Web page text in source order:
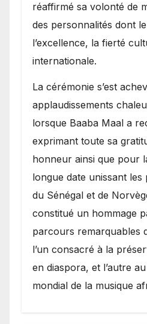
réaffirmé sa volonté de
des personnalités dont
l’excellence, la fierté
internationale.
​La cérémonie s’est
applaudissements
lorsque Baaba Maal a
exprimant toute sa
honneur ainsi que pour
longue date unissant les
du Sénégal et de
constitué un hommage
parcours remarquables
l’un consacré à la
en diaspora, et l’autre
mondial de la musique